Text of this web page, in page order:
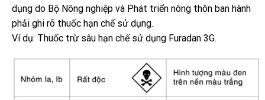
dụng do Bộ Nông nghiệp và Phát triển nông thôn ban hành
phải ghi rõ thuốc hạn chế sử dụng.
Ví dụ: Thuốc trừ sâu hạn chế sử dụng Furadan 3G.